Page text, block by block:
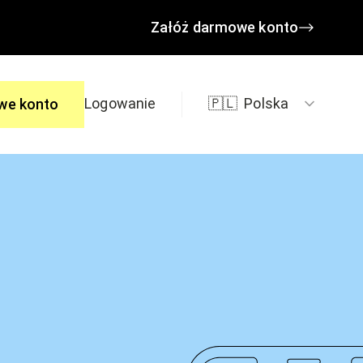
Załóż darmowe konto
konto Logowanie 🇵🇱 Polska